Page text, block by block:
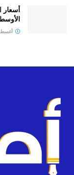
أسعار
أغسطس 7,